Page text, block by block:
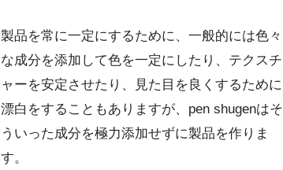
製品を常に一定にするために、一般的には色々
な成分を添加して色を一定にしたり、テクスチ
ャーを安定させたり、見た目を良くするために
漂白をすることもありますが、pen shugenはそ
ういった成分を極力添加せずに製品を作りま
す。